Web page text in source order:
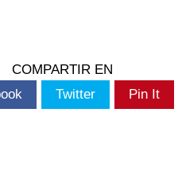
COMPARTIR EN
Twitter Pin It